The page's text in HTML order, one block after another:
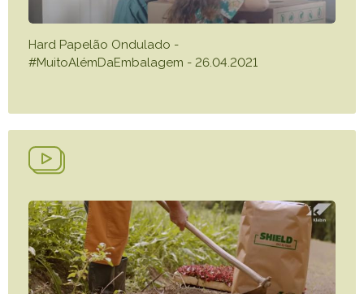
Hard Papelão Ondulado -
#MuitoAlémDaEmbalagem - 26.04.2021